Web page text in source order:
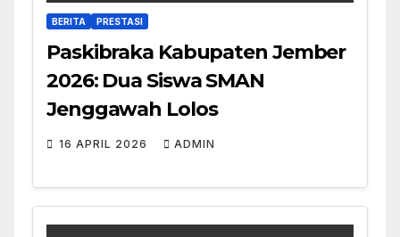
BERITA PRESTASI
Paskibraka Kabupaten Jember
2026: Dua Siswa SMAN
Jenggawah Lolos
16 APRIL 2026 ADMIN